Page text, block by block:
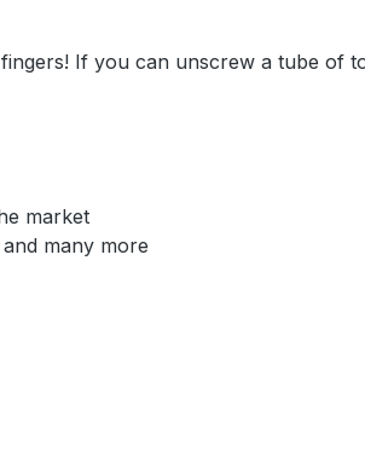
If you can unscrew a tube of
market
many more